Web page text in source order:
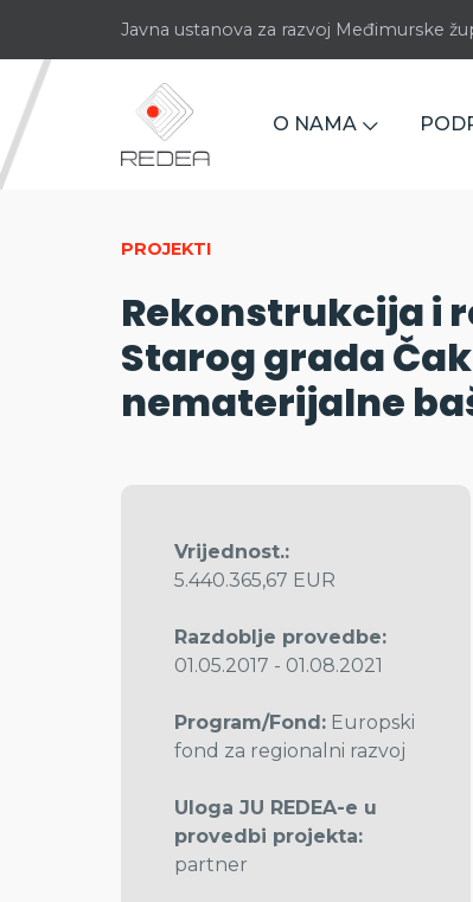
Javna ustanova za razvoj Međimurske
O NAMA
PROJEKTI
Rekonstrukcija i
Starog grada
nematerijalne
Vrijednost.:
5.440.365,67 EUR
Razdoblje provedbe:
01.05.2017 - 01.08.2021
Program/Fond: Europski
fond za regionalni razvoj
Uloga JU REDEA-e u
provedbi projekta:
partner